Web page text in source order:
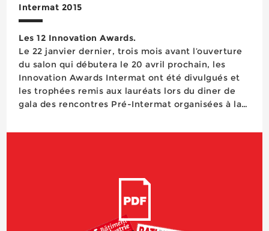
Intermat 2015
Les 12 Innovation Awards.
Le 22 janvier dernier, trois mois avant l’ouverture
du salon qui débutera le 20 avril prochain, les
Innovation Awards Intermat ont été divulgués et
les trophées remis aux lauréats lors du diner de
gala des rencontres Pré-Intermat organisées à la
Cavagne, Président de la FNTP, le jury